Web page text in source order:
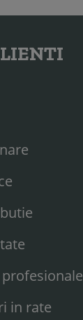
in rate